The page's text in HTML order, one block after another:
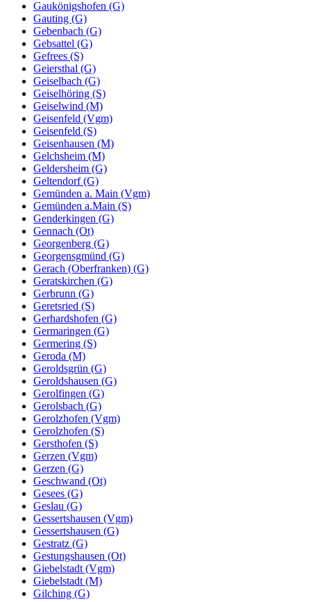
Gaukönigshofen (G)
Gauting (G)
Gebenbach (G)
Gebsattel (G)
Gefrees (S)
Geiersthal (G)
Geiselbach (G)
Geiselhöring (S)
Geiselwind (M)
Geisenfeld (Vgm)
Geisenfeld (S)
Geisenhausen (M)
Gelchsheim (M)
Geldersheim (G)
Geltendorf (G)
Gemünden a. Main (Vgm)
Gemünden a.Main (S)
Genderkingen (G)
Gennach (Ot)
Georgenberg (G)
Georgensgmünd (G)
Gerach (Oberfranken) (G)
Geratskirchen (G)
Gerbrunn (G)
Geretsried (S)
Gerhardshofen (G)
Germaringen (G)
Germering (S)
Geroda (M)
Geroldsgrün (G)
Geroldshausen (G)
Gerolfingen (G)
Gerolsbach (G)
Gerolzhofen (Vgm)
Gerolzhofen (S)
Gersthofen (S)
Gerzen (Vgm)
Gerzen (G)
Geschwand (Ot)
Gesees (G)
Geslau (G)
Gessertshausen (Vgm)
Gessertshausen (G)
Gestratz (G)
Gestungshausen (Ot)
Giebelstadt (Vgm)
Giebelstadt (M)
Gilching (G)